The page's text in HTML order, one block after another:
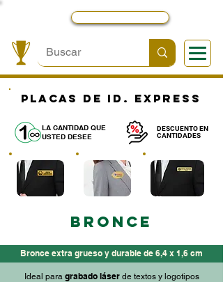
PLACAS de id. express
LA CANTIDAD QUE
USTED DESEE
DESCUENTO EN
CANTIDADES
BRONCE
Bronce extra grueso y durable de 6,4 x 1,6 cm
Ideal para grabado láserde textos y logotipos